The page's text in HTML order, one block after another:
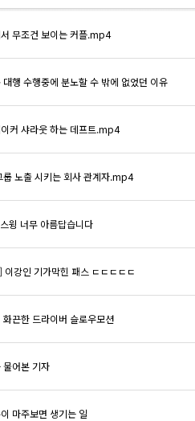
무조건 보이는 커플.mp4
대행 수행중에 분노할 수 밖에 없었던 이유
커 샤라웃 하는 데프트.mp4
룹 노출 시키는 회사 관계자.mp4
윙 너무 아름답습니다
이강인 기가막힌 패스 ㄷㄷㄷㄷㄷ
끈한 드라이버 슬로우모션
물어본 기자
마주보면 생기는 일